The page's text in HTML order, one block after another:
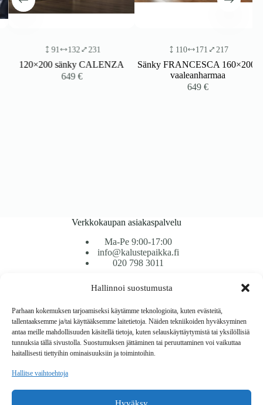
Hallinnoi suostumusta
Parhaan kokemuksen tarjoamiseksi käytämme teknologioita, kuten evästeitä,
tallentaaksemme ja/tai käyttääksemme laitetietoja. Näiden tekniikoiden hyväksyminen
antaa meille mahdollisuuden käsitellä tietoja, kuten selauskäyttäytymistä tai yksilöllisiä
tunnuksia tällä sivustolla. Suostumuksen jättäminen tai peruuttaminen voi vaikuttaa
haitallisesti tiettyihin ominaisuuksiin ja toimintoihin.
Hallitse vaihtoehtoja
Hyväksy
91 132 231
120×200 sänky CALENZA
649€
110 171 217
Sänky FRANCESCA 160×200,
vaaleanharmaa
649€
Verkkokaupan asiakaspalvelu
Ma-Pe 9:00-17:00
info@kalustepaikka.fi
020 798 3011
Tavarantoimitus / Maksutavat
Toimitustavat
Maksutavat
Vaihto ja palautus
Reklamaatiot